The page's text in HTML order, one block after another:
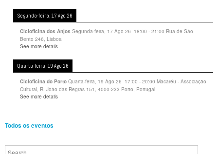
Segunda-feira, 17 Ago 26
Cicloficina dos Anjos Segunda-feira, 17 Ago 26 18:00 - 21:00 Rua de São
Bento 246, Lisboa
See more details
Quarta-feira, 19 Ago 26
Cicloficina do Porto Quarta-feira, 19 Ago 26 17:00 - 20:00 Macaréu - Associação
Cultural, R. João das Regras 151, 4000-233 Porto, Portugal
See more details
Todos os eventos
Search